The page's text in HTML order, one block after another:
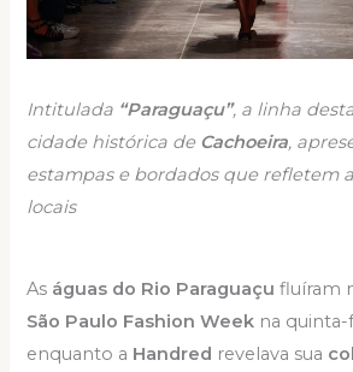
Intitulada “Paraguaçu”, a linha
cidade histórica de Cachoeira,
estampas e bordados que refletem
locais
As águas do Rio Paraguaçu fluíram
São Paulo Fashion Week na quinta-
enquanto a Handred revelava sua